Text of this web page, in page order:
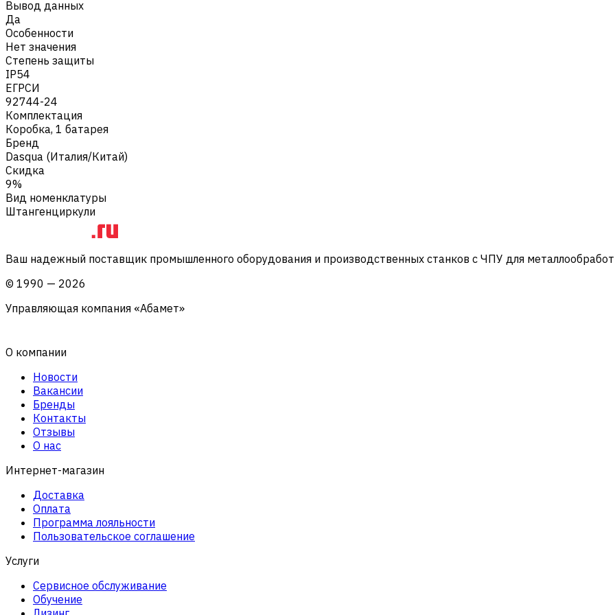
Вывод данных
Да
Особенности
Нет значения
Степень защиты
IP54
ЕГРСИ
92744-24
Комплектация
Коробка, 1 батарея
Бренд
Dasqua (Италия/Китай)
Скидка
9%
Вид номенклатуры
Штангенциркули
Ваш надежный поставщик промышленного оборудования и производственных станков с ЧПУ для
© 1990 — 2026
Управляющая компания «Абамет»
О компании
Новости
Вакансии
Бренды
Контакты
Отзывы
О нас
Интернет-магазин
Доставка
Оплата
Программа лояльности
Пользовательское соглашение
Услуги
Сервисное обслуживание
Обучение